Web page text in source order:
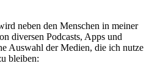
neben den Menschen in meiner
diversen Podcasts, Apps und
Auswahl der Medien, die ich nutze
bleiben: